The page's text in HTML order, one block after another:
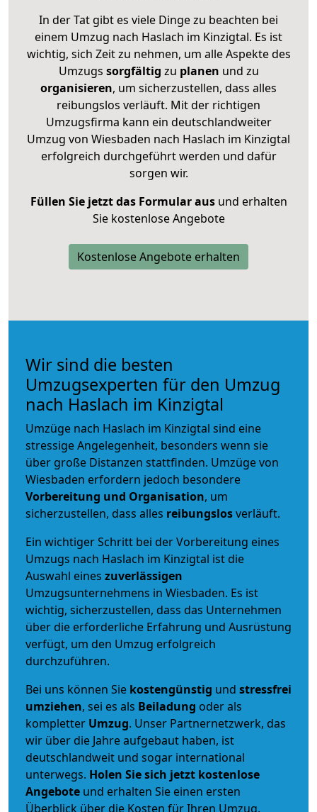
In der Tat gibt es viele Dinge zu beachten bei
einem Umzug nach Haslach im Kinzigtal. Es ist
wichtig, sich Zeit zu nehmen, um alle Aspekte des
Umzugs sorgfältig zu planen und zu
organisieren, um sicherzustellen, dass alles
reibungslos verläuft. Mit der richtigen
Umzugsfirma kann ein deutschlandweiter
Umzug von Wiesbaden nach Haslach im Kinzigtal
erfolgreich durchgeführt werden und dafür
sorgen wir.
Füllen Sie jetzt das Formular ausund erhalten
Sie kostenlose Angebote
Kostenlose Angebote erhalten
Wir sind die besten
Umzugsexperten für den Umzug
nach Haslach im Kinzigtal
Umzüge nach Haslach im Kinzigtal sind eine
stressige Angelegenheit, besonders wenn sie
über große Distanzen stattfinden. Umzüge von
Wiesbaden erfordern jedoch besondere
Vorbereitung und Organisation, um
sicherzustellen, dass alles reibungslosverläuft.
Ein wichtiger Schritt bei der Vorbereitung eines
Umzugs nach Haslach im Kinzigtal ist die
Auswahl eines zuverlässigen
Umzugsunternehmens in Wiesbaden. Es ist
wichtig, sicherzustellen, dass das Unternehmen
über die erforderliche Erfahrung und Ausrüstung
verfügt, um den Umzug erfolgreich
durchzuführen.
Bei uns können Sie kostengünstig und stressfrei
umziehen, sei es als Beiladung oder als
kompletter Umzug. Unser Partnernetzwerk, das
wir über die Jahre aufgebaut haben, ist
deutschlandweit und sogar international
unterwegs. Holen Sie sich jetzt kostenlose
Angebote und erhalten Sie einen ersten
Überblick über die Kosten für Ihren Umzug.